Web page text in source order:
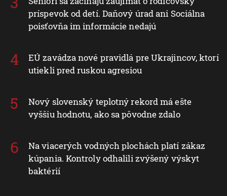
príspevok od detí. Daňový úrad ani Sociálna
poisťovňa im informácie nedajú
EÚ zavádza nové pravidlá pre Ukrajincov, ktorí
utiekli pred ruskou agresiou
Nový slovenský teplotný rekord má ešte
vyššiu hodnotu, ako sa pôvodne zdalo
Na viacerých vodných plochách platí zákaz
kúpania. Kontroly odhalili zvýšený výskyt
baktérií